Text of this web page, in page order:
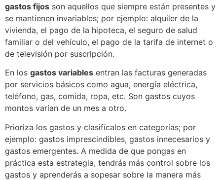
gastos fijos son aquellos que siempre están presentes y
se mantienen invariables; por ejemplo: alquiler de la
vivienda, el pago de la hipoteca, el seguro de salud
familiar o del vehículo, el pago de la tarifa de internet o
de televisión por suscripción.
En los gastos variables entran las facturas generadas
por servicios básicos como agua, energía eléctrica,
teléfono, gas, comida, ropa, etc. Son gastos cuyos
montos varían de un mes a otro.
Prioriza los gastos y clasifícalos en categorías; por
ejemplo: gastos imprescindibles, gastos innecesarios y
gastos emergentes. A medida de que pongas en
práctica esta estrategia, tendrás más control sobre los
gastos y aprenderás a sopesar sobre la manera más